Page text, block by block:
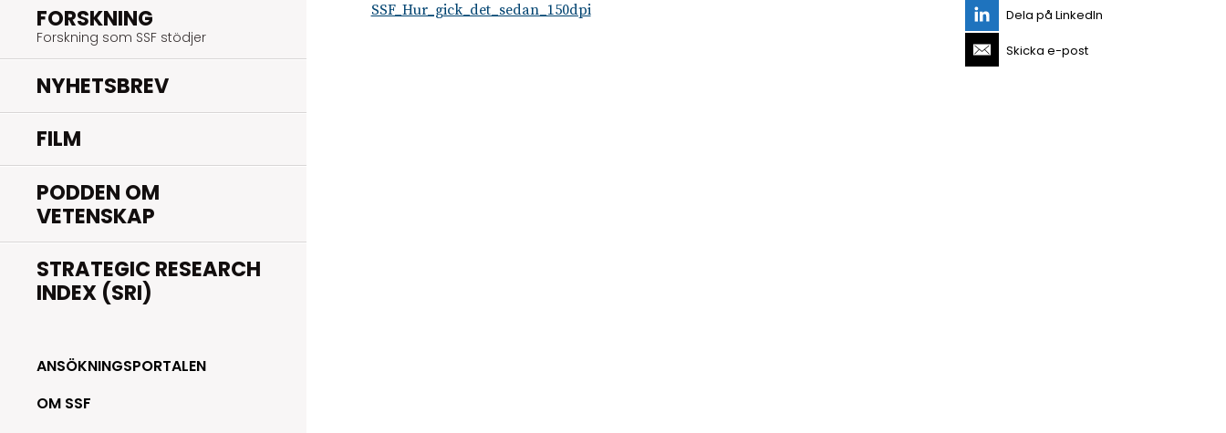
FORSKNING
Forskning som SSF stödjer
NYHETSBREV
FILM
PODDEN OM
VETENSKAP
STRATEGIC RESEARCH
INDEX (SRI)
ANSÖKNINGSPORTALEN
OM SSF
SSF_Hur_gick_det_sedan_150dpi Dela på LinkedIn
Skicka e-post